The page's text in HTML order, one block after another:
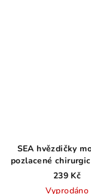
SEA hvězdičky
pozlacené
239 Kč
Vyprodáno